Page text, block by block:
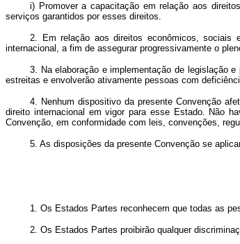
i) Promover a capacitação em relação aos
serviços garantidos por esses direitos.
2. Em relação aos direitos econômicos, sociais
internacional, a fim de assegurar progressivamente o
3. Na elaboração e implementação de legislação
estreitas e envolverão ativamente pessoas com
4. Nenhum dispositivo da presente Convenção
direito internacional em vigor para esse Estado. Não
Convenção, em conformidade com leis, convenções,
5. As disposições da presente Convenção se
1. Os Estados Partes reconhecem que todas as
2. Os Estados Partes proibirão qualquer